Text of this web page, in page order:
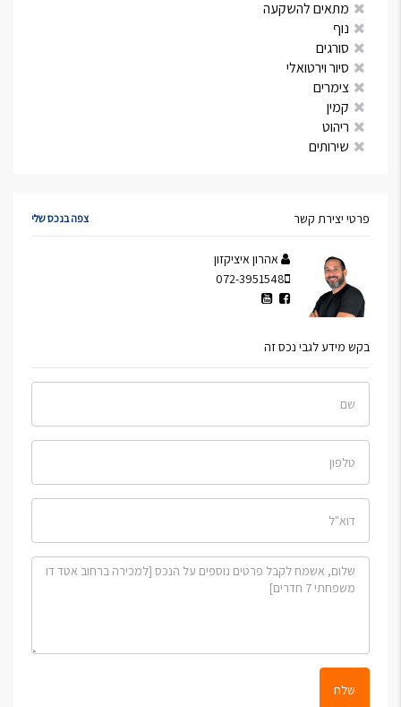
מתאים להשקעה
נוף
סורגים
סיור וירטואלי
צימרים
קמין
ריהוט
שירותים
פרטי יצירת קשר צפה בנכס שלי
אהרון איציקזון
072-3951548
בקש מידע לגבי נכס זה
שלח